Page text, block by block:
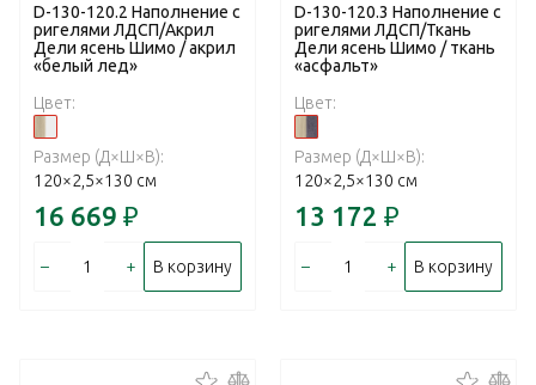
D-130-120.2 Наполнение с
ригелями ЛДСП/Акрил
Дели ясень Шимо / акрил
«белый лед»
Цвет:
Размер (Д×Ш×В):
120×2,5×130 см
16 669 ₽
– + В корзину
D-130-120.3 Наполнение с
ригелями ЛДСП/Ткань
Дели ясень Шимо / ткань
«асфальт»
Цвет:
Размер (Д×Ш×В):
120×2,5×130 см
13 172 ₽
– + В корзину